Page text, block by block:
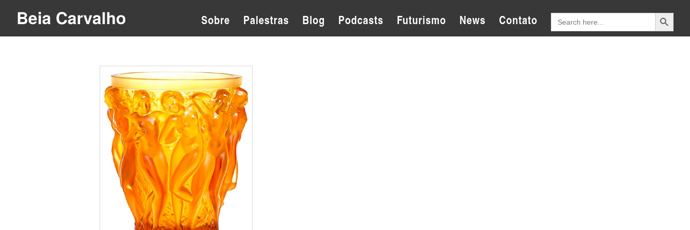
Sobre Palestras Blog Podcasts Futurismo News Contato Search
for:
Search Button